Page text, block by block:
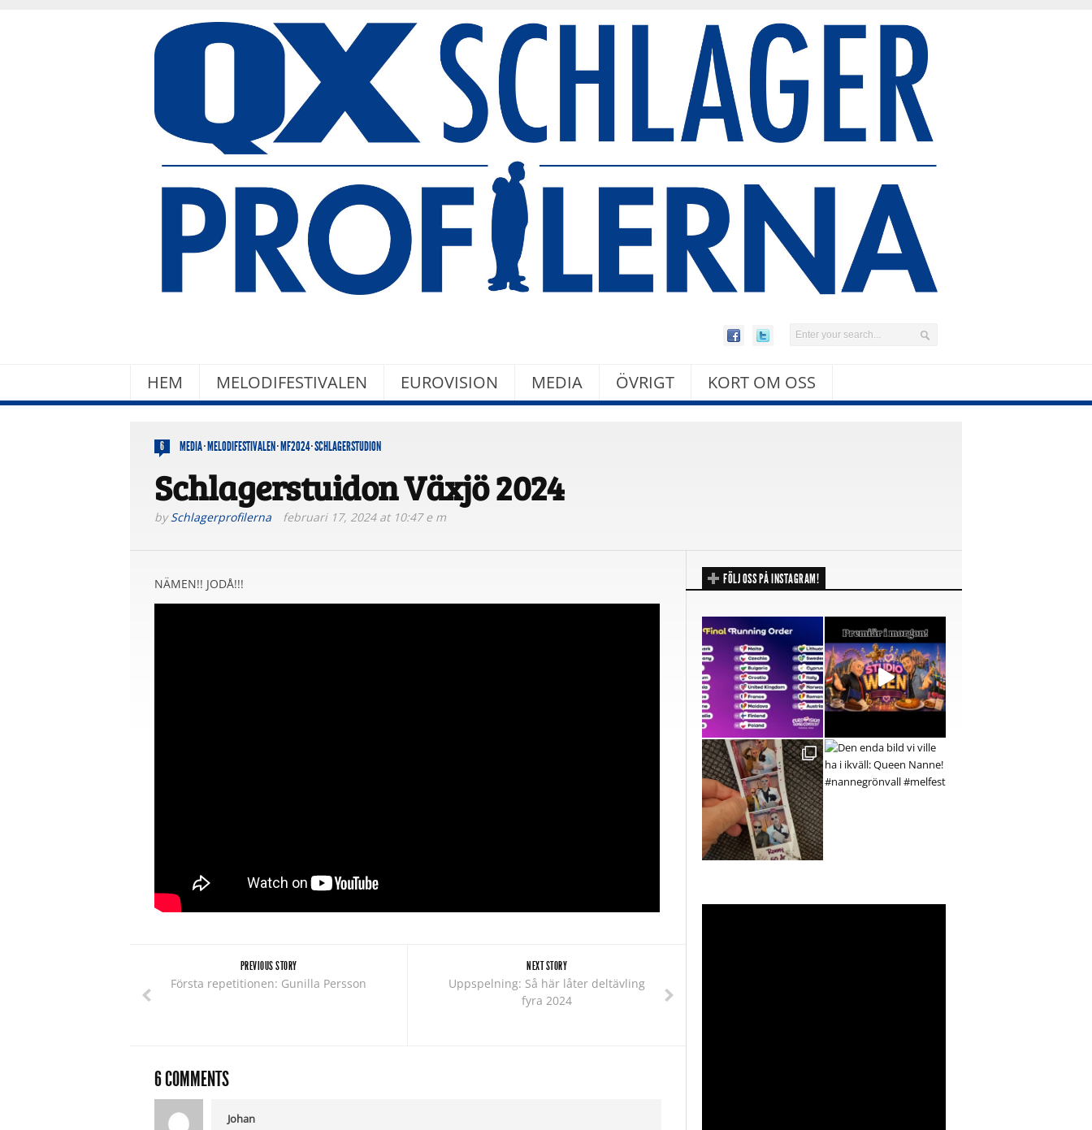
HEM MELODIFESTIVALEN EUROVISION MEDIA ÖVRIGT KORT OM OSS
6 MEDIA·MELODIFESTIVALEN·MF2024·SCHLAGERSTUDION
Schlagerstuidon Växjö 2024
bySchlagerprofilerna februari 17, 2024 at 10:47 e m
NÄMEN!! JODÅ!!!
PREVIOUS STORY
Första repetitionen: Gunilla Persson
NEXT STORY
Uppspelning: Så här låter deltävling
fyra 2024
6 COMMENTS
Johan
FÖLJ OSS PÅ INSTAGRAM!